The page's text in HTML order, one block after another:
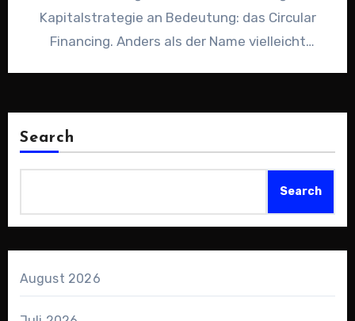
Kapitalstrategie an Bedeutung: das Circular
Financing. Anders als der Name vielleicht
Search
Search
August 2026